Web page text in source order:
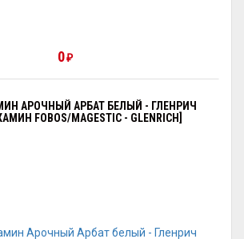
0₽
АРОЧНЫЙ АРБАТ БЕЛЫЙ - ГЛЕНРИЧ
FOBOS/MAGESTIC - GLENRICH]